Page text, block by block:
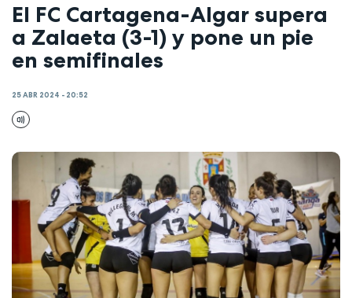
El FC Cartagena-Algar supera
a Zalaeta (3-1) y pone un pie
en semifinales
25 ABR 2024 - 20:52